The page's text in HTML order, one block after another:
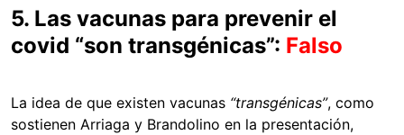
5. Las vacunas para prevenir el
covid “son transgénicas”: Falso
La idea de que existen vacunas “transgénicas”, como
sostienen Arriaga y Brandolino en la presentación,